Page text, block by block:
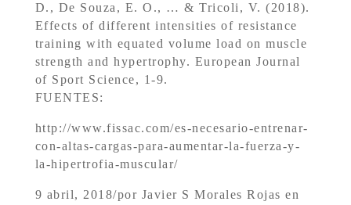
D., De Souza, E. O., … & Tricoli, V. (2018).
Effects of different intensities of resistance
training with equated volume load on muscle
strength and hypertrophy. European Journal
of Sport Science, 1-9.
FUENTES:
http://www.fissac.com/es-necesario-entrenar-
con-altas-cargas-para-aumentar-la-fuerza-y-
la-hipertrofia-muscular/
9 abril, 2018/por Javier S Morales Rojas en